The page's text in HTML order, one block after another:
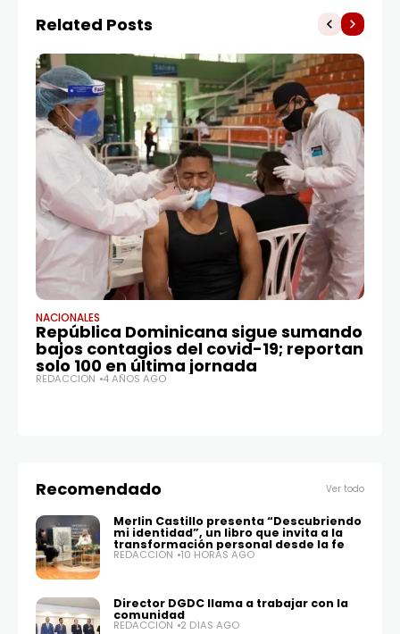
Related Posts
NACIONALES
República Dominicana sigue sumando
bajos contagios del covid-19; reportan
solo 100 en última jornada
REDACCIÓN 4 AÑOS AGO
Recomendado Ver todo
Merlin Castillo presenta “Descubriendo
mi identidad”, un libro que invita a la
transformación personal desde la fe
REDACCIÓN 10 HORAS AGO
Director DGDC llama a trabajar con la
comunidad
REDACCIÓN 2 DÍAS AGO